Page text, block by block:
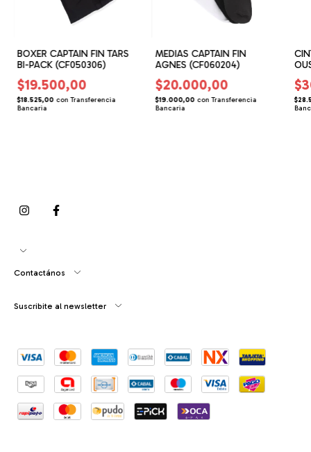
BOXER CAPTAIN FIN TARS
BI-PACK (CF050306)
$19.500,00
$18.525,00 con Transferencia
Bancaria
MEDIAS CAPTAIN FIN
AGNES (CF060204)
$20.000,00
$19.000,00 con Transferencia
Bancaria
Contactános
Suscribite al newsletter